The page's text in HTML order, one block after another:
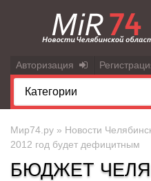
Авторизация
Мир74.ру » Новости
2012 год будет дефицитным
БЮДЖЕТ